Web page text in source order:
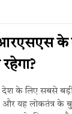
के
के लिए सबसे बड़ी
यह लोकतंत्र के